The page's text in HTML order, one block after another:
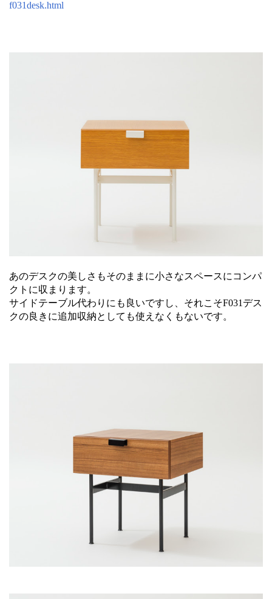
f031desk.html
あのデスクの美しさもそのままに小さなスペースにコンパ
クトに収まります。
サイドテーブル代わりにも良いですし、それこそF031デス
クの良きに追加収納としても使えなくもないです。